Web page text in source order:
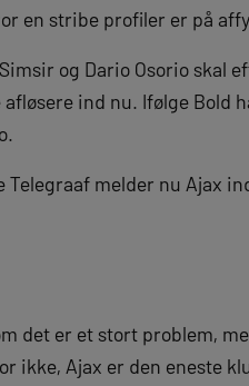
en stribe profiler er på
og Dario Osorio skal
ind nu. Ifølge Bold
Telegraaf melder nu Ajax
det er et stort problem,
ikke, Ajax er den eneste